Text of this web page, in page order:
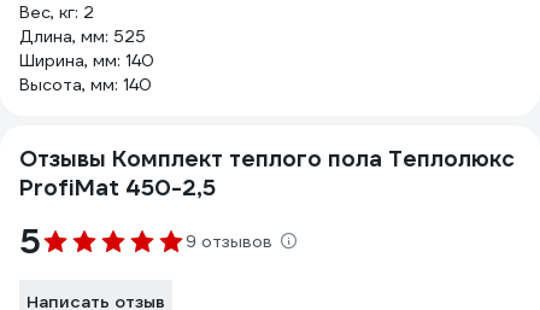
Вес, кг: 2
Длина, мм: 525
Ширина, мм: 140
Высота, мм: 140
Отзывы Комплект теплого пола Теплолюкс
ProfiMat 450-2,5
5 9 отзывов
Написать отзыв